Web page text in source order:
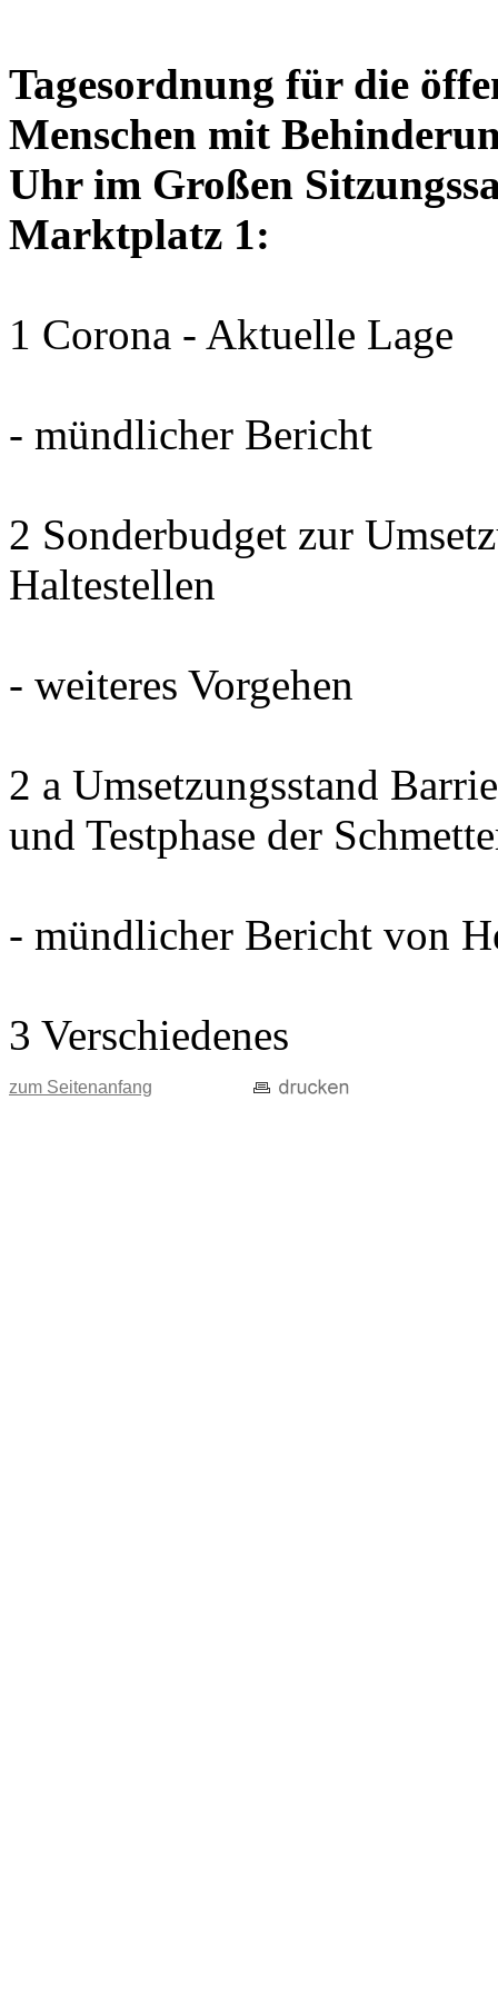
Tagesordnung für die
Menschen mit
Uhr im Großen
Marktplatz 1:
1 Corona - Aktuelle Lage
- mündlicher Bericht
2 Sonderbudget zur
Haltestellen
- weiteres Vorgehen
2 a Umsetzungsstand
und Testphase der
- mündlicher Bericht von
3 Verschiedenes
zum Seitenanfang